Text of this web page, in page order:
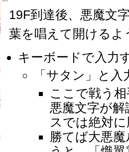
19F到達後、悪魔文
葉を唱えて開けるよ
キーボードで入力
「サタン」と
ここで戦う
悪魔文字が
スでは絶対
勝てば大悪